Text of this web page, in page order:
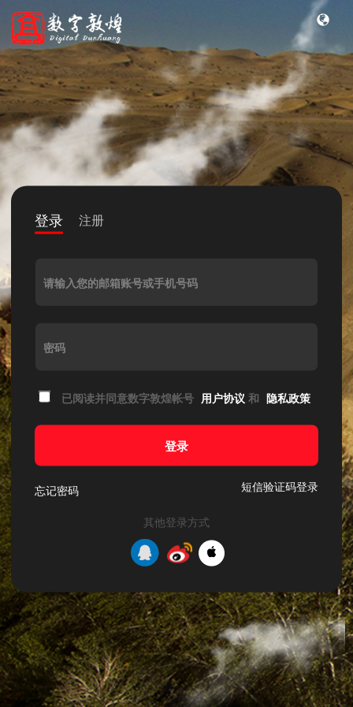
登录 注册
请输入您的邮箱账号或手机号码
密码
已阅读并同意数字敦煌帐号 用户协议 和 隐私政策
登录
忘记密码 短信验证码登录
其他登录方式